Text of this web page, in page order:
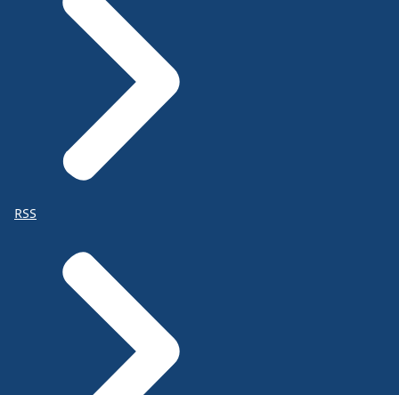
RSS